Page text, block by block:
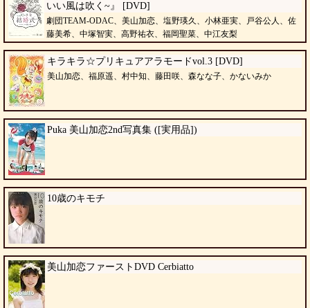
いい風は吹く~』 [DVD]
劇団TEAM-ODAC、美山加恋、塩野瑛久、小林亜実、戸谷公人、佐
藤美希、中塚智実、高野祐衣、福岡聖菜、中江友梨
キラキラ☆プリキュアアラモードvol.3 [DVD]
美山加恋、福原遥、村中知、藤田咲、森なな子、かないみか
Puka 美山加恋2nd写真集 ([実用品])
10歳のキモチ
美山加恋ファーストDVD Cerbiatto